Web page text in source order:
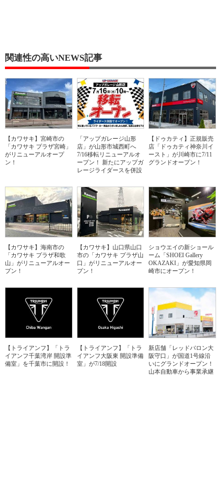
関連性の高いNEWS記事
【カワサキ】宮崎市の
「カワサキ プラザ宮崎」
がリニューアルオープ
ン！
「アップガレージ山形
店」が山形市城西町へ
7/16移転リニューアルオ
ープン！ 新たにアップガ
レージライダースを併設
【ドゥカティ】正規販売
店「ドゥカティ神奈川イ
ースト」が川崎市に7/11
グランドオープン！
【カワサキ】海南市の
「カワサキ プラザ和歌
山」がリニューアルオー
プン！
【カワサキ】山口県山口
市の「カワサキ プラザ山
口」がリニューアルオー
プン！
ショウエイの新ショール
ーム「SHOEI Gallery
OKAZAKI」が愛知県岡
崎市にオープン！
【トライアンフ】「トラ
イアンフ千葉湾岸 開設準
備室」を千葉市に開設！
【トライアンフ】「トラ
イアンフ大阪東 開設準備
室」が7/18開設
新店舗「レッドバロン大
阪守口」が国道1号線沿
いにグランドオープン！
山本自動車から事業承継